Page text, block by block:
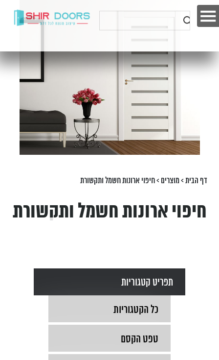
דף הבית>מוצרים >חיפוי ארונות חשמל ותקשורת
חיפוי ארונות חשמל ותקשורת
תפריט קטגוריות
כל הקטגוריות
טפט הקסם